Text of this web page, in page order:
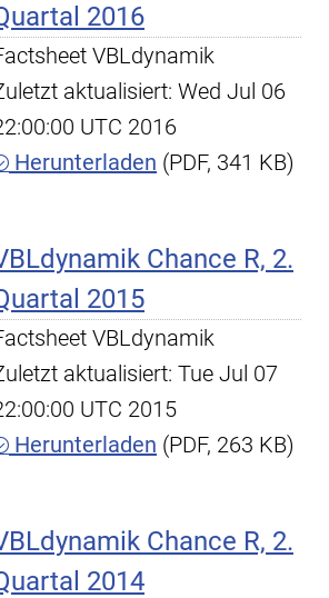
2016
VBLdynamik
aktualisiert: Wed Jul 06
UTC 2016
Herunterladen (PDF, 341 KB)
Chance R, 2.
2015
VBLdynamik
aktualisiert: Tue Jul 07
UTC 2015
Herunterladen (PDF, 263 KB)
Chance R, 2.
2014